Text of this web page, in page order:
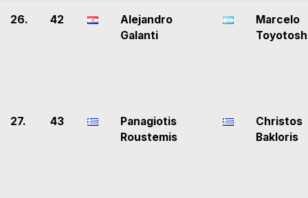
26. 42
Alejandro
Galanti
Marcelo
27. 43
Panagiotis
Roustemis
Christos
Bakloris